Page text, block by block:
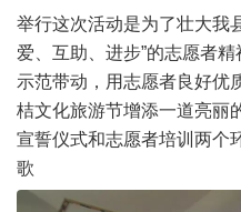
举行这次活动是为了壮大我
爱、互助、进步”的志愿者
示范带动，用志愿者良好优
桔文化旅游节增添一道亮丽
宣誓仪式和志愿者培训两个
歌